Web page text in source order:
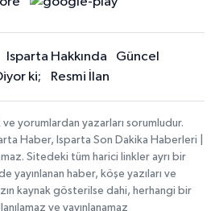
Isparta Hakkında
Güncel
ki;
Resmi İlan
yorumlardan yazarları sorumludur.
Haber, Isparta Son Dakika Haberleri |
Sitedeki tüm harici linkler ayrı bir
yayınlanan haber, köşe yazıları ve
kaynak gösterilse dahi, herhangi bir
ve yayınlanamaz